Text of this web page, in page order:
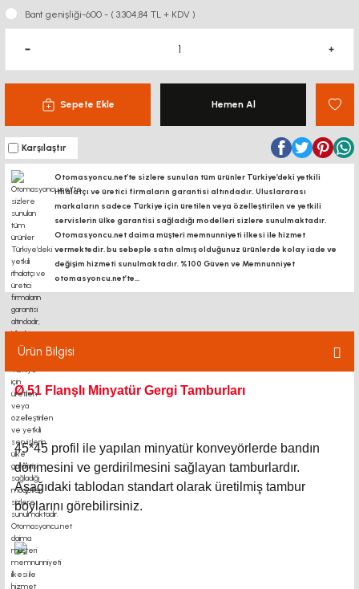
Bant genişliği-600 - ( 3.304,84 TL + KDV )
Sepete Ekle Hemen Al
Karşılaştır
Otomasyoncu.net’te sizlere sunulan tüm ürünler Türkiye’deki yetkili
ithalatçı ve üretici firmaların garantisi altındadır, Uluslararası
markaların sadece Türkiye için üretilen veya özelleştirilen ve yetkili
servislerin ülke garantisi sağladığı modelleri sizlere sunulmaktadır.
Otomasyoncu.net daima müşteri memnunniyeti ilkesi ile hizmet
vermektedir. bu sebeple satın almış olduğunuz ürünlerde kolay iade ve
değişim hizmeti sunulmaktadır. %100 Güven ve Memnunniyet
otomasyoncu.net’te...
Ürün Bilgisi
Ø 51 Flanşlı Minyatür Gergi Tamburları
45*45 profil ile yapılan minyatür konveyörlerde bandın
dönmesini ve gerdirilmesini sağlayan tamburlardır.
Aşağıdaki tablodan standart olarak üretilmiş tambur
boylarını görebilirsiniz.